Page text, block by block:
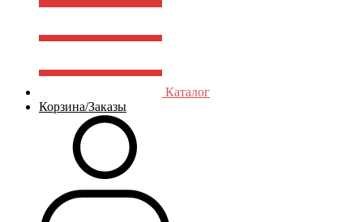
Каталог
Корзина/Заказы